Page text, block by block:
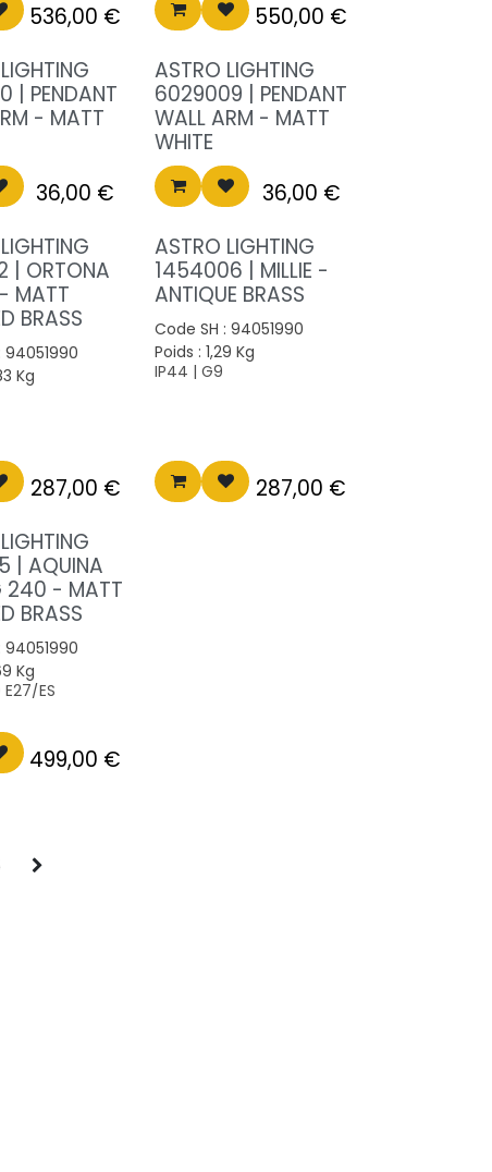
536,00 € 550,00 €
| PENDANT
- MATT
36,00 €
ASTRO LIGHTING
6029009 | PENDANT
WALL ARM - MATT
WHITE
36,00 €
| ORTONA
MATT
BRASS
94051990
Kg
287,00 €
ASTRO LIGHTING
1454006 | MILLIE -
ANTIQUE BRASS
Code SH :94051990
Poids :1,29 Kg
IP44 | G9
287,00 €
| AQUINA
240 - MATT
BRASS
94051990
Kg
ES
499,00 €